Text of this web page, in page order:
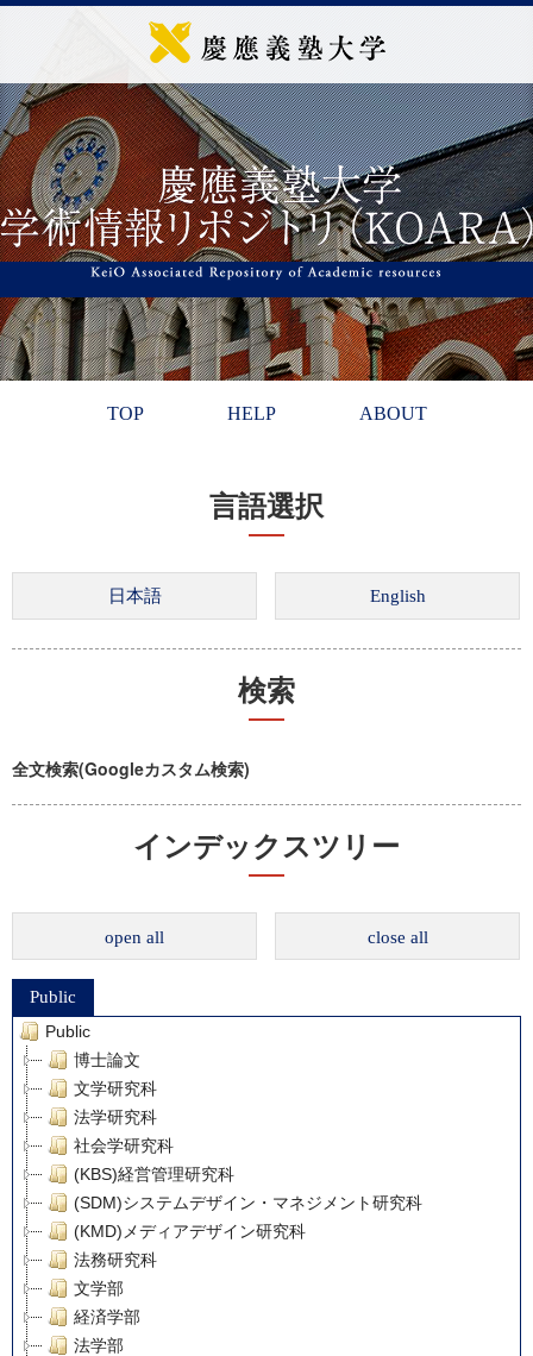
TOP HELP ABOUT
言語選択
検索
全文検索(Googleカスタム検索)
インデックスツリー
open all close all
Public
Public
博士論文
文学研究科
法学研究科
社会学研究科
(KBS)経営管理研究科
(SDM)システムデザイン・マネジメント研究科
(KMD)メディアデザイン研究科
法務研究科
文学部
経済学部
法学部